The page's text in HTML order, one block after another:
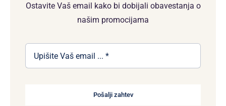
Ostavite Vaš email kako bi dobijali obavestanja o
našim promocijama
Pošalji zahtev